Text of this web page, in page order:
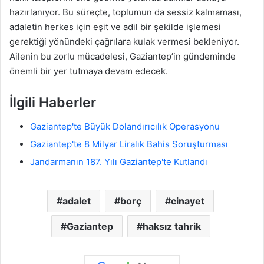
hazırlanıyor. Bu süreçte, toplumun da sessiz kalmaması,
adaletin herkes için eşit ve adil bir şekilde işlemesi
gerektiği yönündeki çağrılara kulak vermesi bekleniyor.
Ailenin bu zorlu mücadelesi, Gaziantep’in gündeminde
önemli bir yer tutmaya devam edecek.
İlgili Haberler
Gaziantep'te Büyük Dolandırıcılık Operasyonu
Gaziantep'te 8 Milyar Liralık Bahis Soruşturması
Jandarmanın 187. Yılı Gaziantep'te Kutlandı
adalet borç cinayet
Gaziantep haksız tahrik